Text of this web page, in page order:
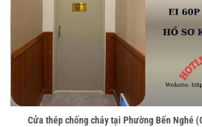
Cửa thép chống cháy tại Phường Bến Nghé